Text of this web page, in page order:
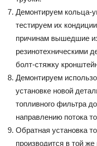
Демонтируем кольца-
тестируем их
причинам вышедшие
резинотехническими
болт-стяжку
Демонтируем
установке новой
топливного фильтра
направлению потока
Обратная установка
производится в той